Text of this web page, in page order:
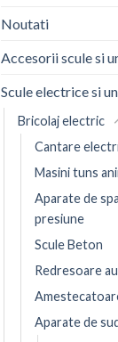
Noutati
Accesorii scule si
Scule electrice si
Bricolaj electric
Cantare
Masini tuns
Aparate de
presiune
Scule Beton
Redresoare
Aparate de